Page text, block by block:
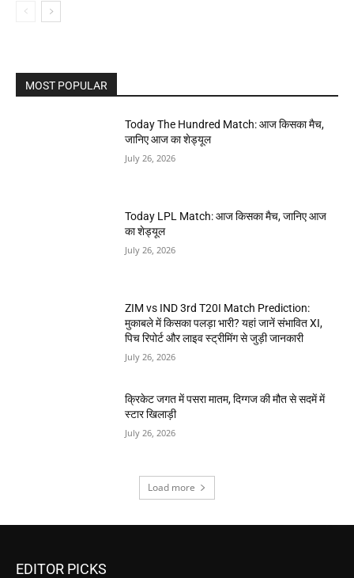
MOST POPULAR
Today The Hundred Match: आज किसका मैच,
जानिए आज का शेड्यूल
July 26, 2026
Today LPL Match: आज किसका मैच, जानिए आज
का शेड्यूल
July 26, 2026
ZIM vs IND 3rd T20I Match Prediction:
मुकाबले में किसका पलड़ा भारी? यहां जानें संभावित XI,
पिच रिपोर्ट और लाइव स्ट्रीमिंग से जुड़ी जानकारी
July 26, 2026
क्रिकेट जगत में पसरा मातम, दिग्गज की मौत से सदमें में
स्टार खिलाड़ी
July 26, 2026
Load more
EDITOR PICKS